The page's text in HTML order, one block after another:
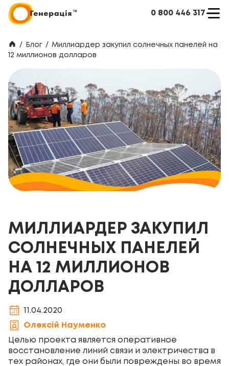
0 800 446 317
/ Блог / Миллиардер закупил солнечных панелей на
12 миллионов долларов
МИЛЛИАРДЕР ЗАКУПИЛ
СОЛНЕЧНЫХ ПАНЕЛЕЙ
НА 12 МИЛЛИОНОВ
ДОЛЛАРОВ
11.04.2020
Олексій Науменко
Целью проекта является оперативное
восстановление линий связи и электричества в
тех районах, где они были повреждены во время